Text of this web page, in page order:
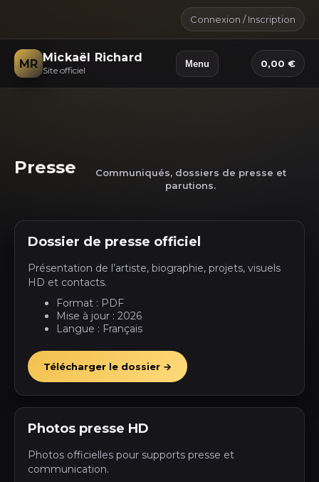
Connexion / Inscription
MR Mickaël Richard
Site officiel
Menu 0,00 €
Presse
Communiqués, dossiers de presse et
parutions.
Dossier de presse officiel
Présentation de l’artiste, biographie, projets, visuels
HD et contacts.
Format : PDF
Mise à jour : 2026
Langue : Français
Télécharger le dossier →
Photos presse HD
Photos officielles pour supports presse et
communication.